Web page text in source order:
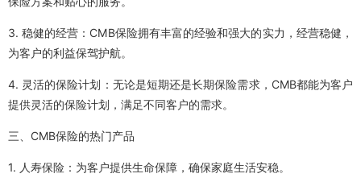
3. 稳健的经营：CMB保险拥有丰富的经验和强大的实力，经营稳健，
为客户的利益保驾护航。
4. 灵活的保险计划：无论是短期还是长期保险需求，CMB都能为客户
提供灵活的保险计划，满足不同客户的需求。
三、CMB保险的热门产品
1. 人寿保险：为客户提供生命保障，确保家庭生活安稳。